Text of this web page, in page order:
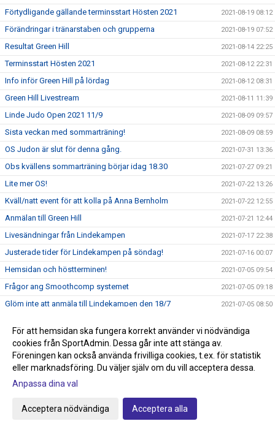
Förtydligande gällande terminsstart Hösten 2021 2021-08-19 08:12
Förändringar i tränarstaben och grupperna 2021-08-19 07:52
Resultat Green Hill 2021-08-14 22:25
Terminsstart Hösten 2021 2021-08-12 22:31
Info inför Green Hill på lördag 2021-08-12 08:31
Green Hill Livestream 2021-08-11 11:39
Linde Judo Open 2021 11/9 2021-08-09 09:57
Sista veckan med sommarträning! 2021-08-09 08:59
OS Judon är slut för denna gång. 2021-07-31 13:36
Obs kvällens sommarträning börjar idag 18.30 2021-07-27 09:21
Lite mer OS! 2021-07-22 13:26
Kväll/natt event för att kolla på Anna Bernholm 2021-07-22 12:55
Anmälan till Green Hill 2021-07-21 12:44
Livesändningar från Lindekampen 2021-07-17 22:38
Justerade tider för Lindekampen på söndag! 2021-07-16 00:07
Hemsidan och höstterminen! 2021-07-05 09:54
Frågor ang Smoothcomp systemet 2021-07-05 09:18
Glöm inte att anmäla till Lindekampen den 18/7 2021-07-05 08:50
Idag börjar sommarträningen och Tävling på gång! 2021-06-29 10:51
Nytt tävlingssystem för Judotävlingar 2021-06-22 18:00
Sommarträning från och med 29/6 kl 17.30-18.45 2021-06-09 21:44
Knappen klubbshop är uppdaterad
Passa på och stötta klubben, köp klubbkläder på Team
För att hemsidan ska fungera korrekt använder vi nödvändiga
cookies från SportAdmin. Dessa går inte att stänga av.
Föreningen kan också använda frivilliga cookies, t.ex. för statistik
eller marknadsföring. Du väljer själv om du vill acceptera dessa.
Anpassa dina val
Acceptera nödvändiga Acceptera alla